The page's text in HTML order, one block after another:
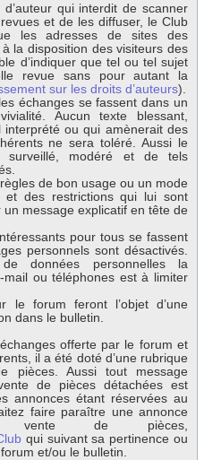
qui interdit de scanner
et de les diffuser, le Club
les adresses de sites des
la disposition des visiteurs des
d’indiquer que tel ou tel sujet
revue sans pour autant la
sur les droits d’auteurs).
échanges se fassent dans un
Aucun texte blessant,
ou qui amènerait des
ne sera toléré. Aussi le
surveillé, modéré et de tels
de bon usage ou un mode
et des restrictions qui lui sont
message explicatif en tête de
pour tous se fassent
personnels sont désactivés.
données personnelles la
ou téléphones est à limiter
le forum feront l’objet d’une
dans le bulletin.
offerte par le forum et
il a été doté d’une rubrique
pièces. Aussi tout message
de pièces détachées est
annonces étant réservées au
faire paraître une annonce
vente de pièces,
qui suivant sa pertinence ou
et/ou le bulletin.